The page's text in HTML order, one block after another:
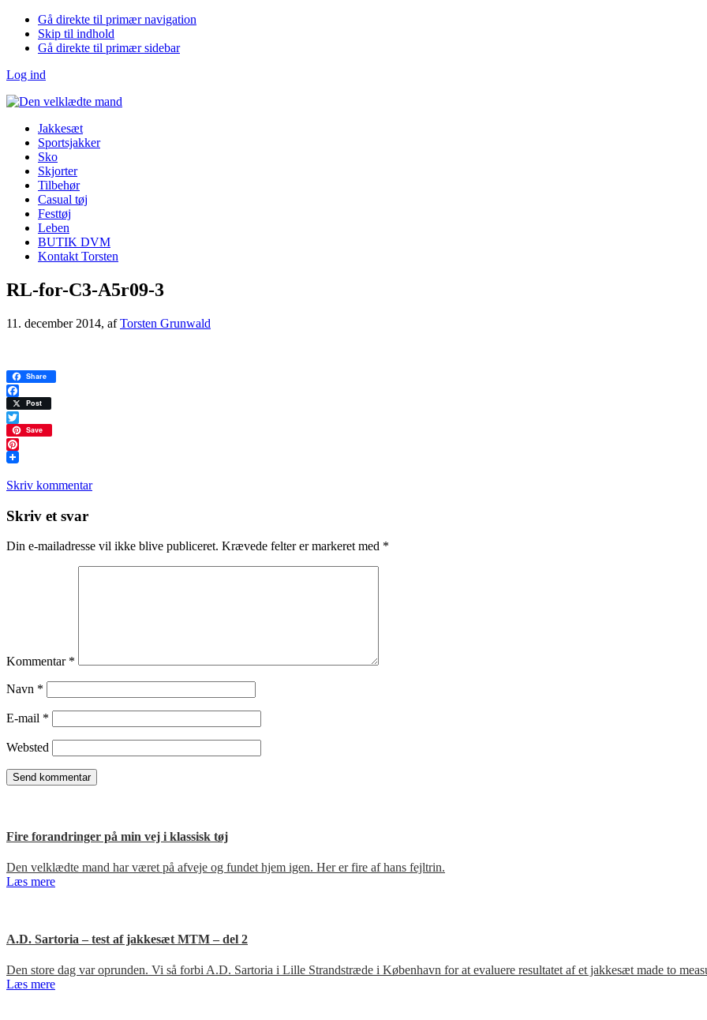
Gå direkte til primær navigation
Skip til indhold
Gå direkte til primær sidebar
Log ind
Jakkesæt
Sportsjakker
Sko
Skjorter
Tilbehør
Casual tøj
Festtøj
Leben
BUTIK DVM
Kontakt Torsten
RL-for-C3-A5r09-3
11. december 2014, afTorsten Grunwald
Share
Facebook
Post
Twitter
Save
Pinterest
Skriv kommentar
Læserinteraktioner
Skriv et svar
Din e-mailadresse vil ikke blive publiceret. Krævede felter er markeret med *
Kommentar *
Navn *
E-mail *
Websted
Fire forandringer på min vej i klassisk tøj
Den velklædte mand har været på afveje og fundet hjem igen. Her er fire af hans fejltrin.
Læs mere
A.D. Sartoria – test af jakkesæt MTM – del 2
Den store dag var oprunden. Vi så forbi A.D. Sartoria i Lille Strandstræde i København for at evaluere resultatet af et jakkesæt made to
Læs mere